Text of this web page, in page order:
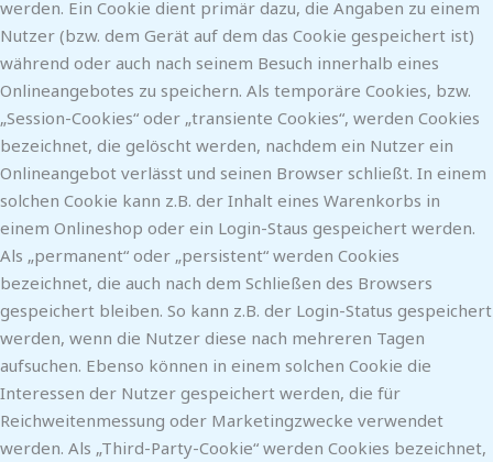
werden. Ein Cookie dient primär dazu, die Angaben zu einem
Nutzer (bzw. dem Gerät auf dem das Cookie gespeichert ist)
während oder auch nach seinem Besuch innerhalb eines
Onlineangebotes zu speichern. Als temporäre Cookies, bzw.
„Session-Cookies“ oder „transiente Cookies“, werden Cookies
bezeichnet, die gelöscht werden, nachdem ein Nutzer ein
Onlineangebot verlässt und seinen Browser schließt. In einem
solchen Cookie kann z.B. der Inhalt eines Warenkorbs in
einem Onlineshop oder ein Login-Staus gespeichert werden.
Als „permanent“ oder „persistent“ werden Cookies
bezeichnet, die auch nach dem Schließen des Browsers
gespeichert bleiben. So kann z.B. der Login-Status gespeichert
werden, wenn die Nutzer diese nach mehreren Tagen
aufsuchen. Ebenso können in einem solchen Cookie die
Interessen der Nutzer gespeichert werden, die für
Reichweitenmessung oder Marketingzwecke verwendet
werden. Als „Third-Party-Cookie“ werden Cookies bezeichnet,